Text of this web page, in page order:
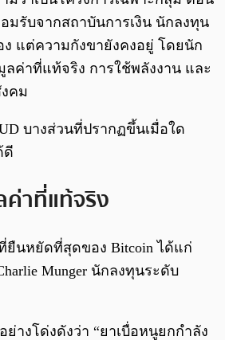
มรับจากสถาบันการเงิน นักลงทุน
แต่ความกังขายังคงอยู่ โดยนัก
ค่าที่แท้จริง การใช้พลังงาน และ
คม
บางส่วนที่ปรากฏขึ้นเมื่อใด
ดี
ค่าที่แท้จริง
นหยัดที่สุดของ Bitcoin ได้แก่
Munger นักลงทุนระดับ
ย่างโด่งดังว่า “ยาเบื่อหนูยกกำลัง